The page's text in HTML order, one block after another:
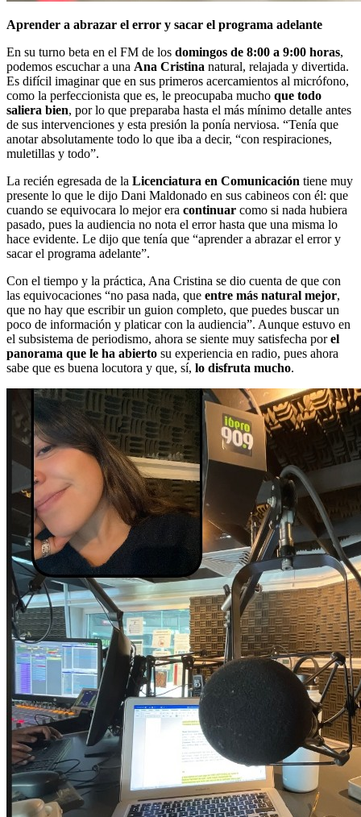
Aprender a abrazar el error y sacar el programa adelante
En su turno beta en el FM de los domingos de 8:00 a 9:00 horas,
podemos escuchar a una Ana Cristina natural, relajada y divertida.
Es difícil imaginar que en sus primeros acercamientos al micrófono,
como la perfeccionista que es, le preocupaba mucho que todo
saliera bien, por lo que preparaba hasta el más mínimo detalle antes
de sus intervenciones y esta presión la ponía nerviosa. “Tenía que
anotar absolutamente todo lo que iba a decir, “con respiraciones,
muletillas y todo”.
La recién egresada de la Licenciatura en Comunicación tiene muy
presente lo que le dijo Dani Maldonado en sus cabineos con él: que
cuando se equivocara lo mejor era continuar como si nada hubiera
pasado, pues la audiencia no nota el error hasta que una misma lo
hace evidente. Le dijo que tenía que “aprender a abrazar el error y
sacar el programa adelante”.
Con el tiempo y la práctica, Ana Cristina se dio cuenta de que con
las equivocaciones “no pasa nada, que entre más natural mejor,
que no hay que escribir un guion completo, que puedes buscar un
poco de información y platicar con la audiencia”. Aunque estuvo en
el subsistema de periodismo, ahora se siente muy satisfecha porel
panorama que le ha abierto su experiencia en radio, pues ahora
sabe que es buena locutora y que, sí, lo disfruta mucho.